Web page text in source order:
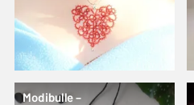
Modibulle –